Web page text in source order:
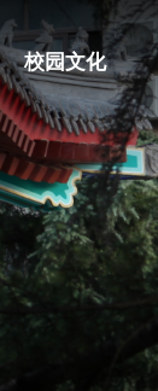
校园文化